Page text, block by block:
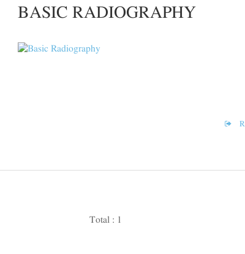
BASIC RADIOGRAPHY
Total : 1